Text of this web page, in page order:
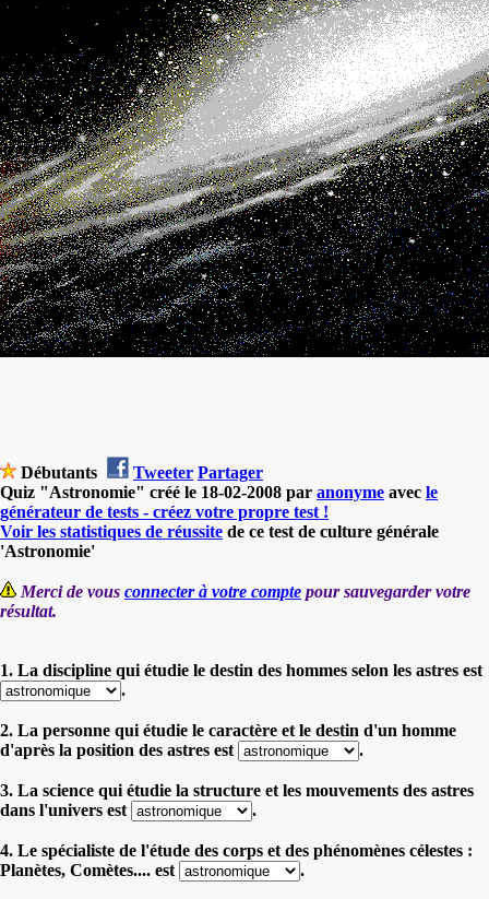
Débutants Tweeter Partager
Quiz "Astronomie" créé le 18-02-2008 par anonyme avec le
générateur de tests - créez votre propre test !
Voir les statistiques de réussite de ce test de culture générale
'Astronomie'
Merci de vous connecter à votre compte pour sauvegarder votre
résultat.
1. La discipline qui étudie le destin des hommes selon les astres est
.
2. La personne qui étudie le caractère et le destin d'un homme
d'après la position des astres est
.
3. La science qui étudie la structure et les mouvements des astres
dans l'univers est
.
4. Le spécialiste de l'étude des corps et des phénomènes célestes :
Planètes, Comètes.... est
.